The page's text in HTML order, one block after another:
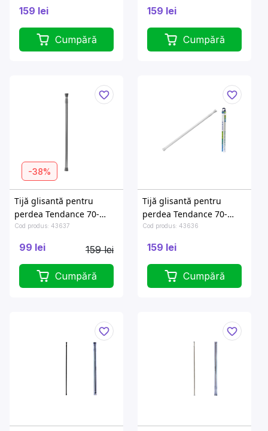
159 lei
Cumpără
159 lei
Cumpără
-38%
Tijă glisantă pentru
perdea Tendance 70-
120cm crom, aluminiu
Cod produs: 43637
99 lei 159 lei
Cumpără
Tijă glisantă pentru
perdea Tendance 70-
120cm albă, aluminiu
Cod produs: 43636
159 lei
Cumpără